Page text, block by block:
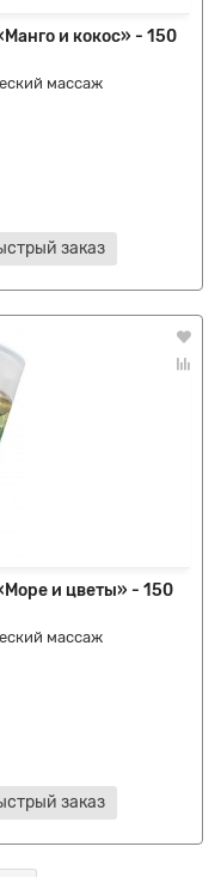
и кокос» - 150
массаж
заказ
и цветы» - 150
массаж
заказ